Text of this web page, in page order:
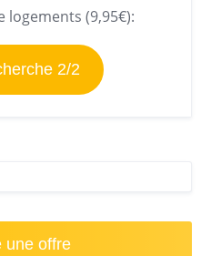
(9,95€):
2/2
une offre